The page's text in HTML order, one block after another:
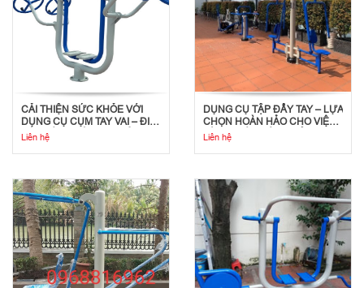
CẢI THIỆN SỨC KHỎE VỚI
DỤNG CỤ CỤM TAY VAI – ĐI
BỘ TRÊN KHÔNG NGOÀI
Liên hệ
DỤNG CỤ TẬP ĐẨY TAY – LỰA
CHỌN HOÀN HẢO CHO VIỆC
TẬP LUYỆN SỨC KHỎE TIM
MẠCH
Liên hệ